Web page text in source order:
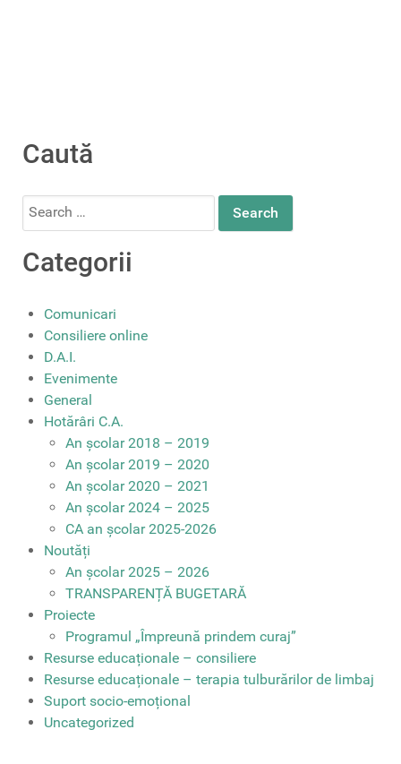
Caută
Search
Categorii
Comunicari
Consiliere online
D.A.I.
Evenimente
General
Hotărâri C.A.
An școlar 2018 – 2019
An școlar 2019 – 2020
An școlar 2020 – 2021
An școlar 2024 – 2025
CA an școlar 2025-2026
Noutăți
An școlar 2025 – 2026
TRANSPARENȚĂ BUGETARĂ
Proiecte
Programul „Împreună prindem curaj”
Resurse educaționale – consiliere
Resurse educaționale – terapia tulburărilor de limbaj
Suport socio-emoțional
Uncategorized